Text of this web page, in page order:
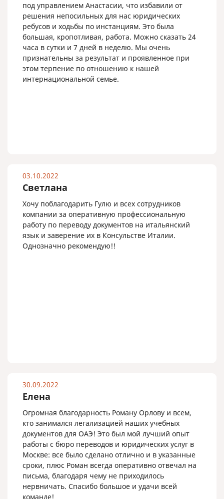
под управлением Анастасии, что избавили от
решения непосильных для нас юридических
ребусов и ходьбы по инстанциям. Это была
большая, кропотливая, работа. Можно сказать 24
часа в сутки и 7 дней в неделю. Мы очень
признательны за результат и проявленное при
этом терпение по отношению к нашей
интернациональной семье.
03.10.2022
Светлана
Хочу поблагодарить Гулю и всех сотрудников
компании за оперативную профессиональную
работу по переводу документов на итальянский
язык и заверение их в Консульстве Италии.
Однозначно рекомендую!!
30.09.2022
Елена
Огромная благодарность Роману Орлову и всем,
кто занимался легализацией наших учебных
документов для ОАЭ! Это был мой лучший опыт
работы с бюро переводов и юридических услуг в
Москве: все было сделано отлично и в указанные
сроки, плюс Роман всегда оперативно отвечал на
письма, благодаря чему не приходилось
нервничать. Спасибо большое и удачи всей
команде!